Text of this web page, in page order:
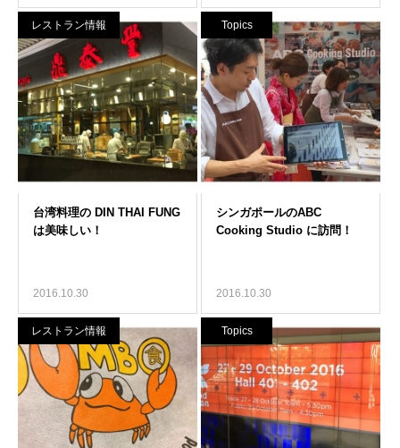
レストラン情報
2016.10.30
Topics
2016.10.30
レストラン情報 Topics